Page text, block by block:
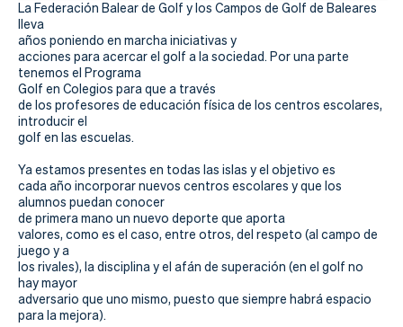
La Federación Balear de Golf y los Campos de Golf de Baleares
lleva
años poniendo en marcha iniciativas y
acciones para acercar el golf a la sociedad. Por una parte
tenemos el Programa
Golf en Colegios para que a través
de los profesores de educación física de los centros escolares,
introducir el
golf en las escuelas.
Ya estamos presentes en todas las islas y el objetivo es
cada año incorporar nuevos centros escolares y que los
alumnos puedan conocer
de primera mano un nuevo deporte que aporta
valores, como es el caso, entre otros, del respeto (al campo de
juego y a
los rivales), la disciplina y el afán de superación (en el golf no
hay mayor
adversario que uno mismo, puesto que siempre habrá espacio
para la mejora).